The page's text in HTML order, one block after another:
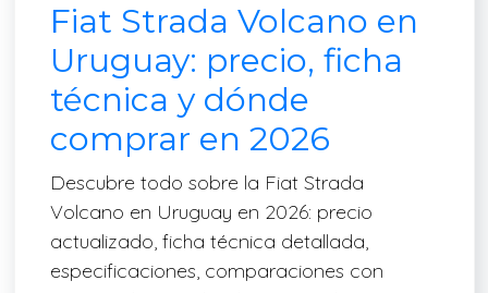
Fiat Strada Volcano en
Uruguay: precio, ficha
técnica y dónde
comprar en 2026
Descubre todo sobre la Fiat Strada
Volcano en Uruguay en 2026: precio
actualizado, ficha técnica detallada,
especificaciones, comparaciones con